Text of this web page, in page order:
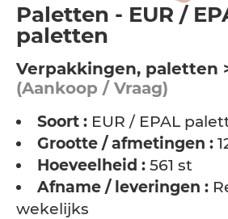
Paletten - EUR /
paletten
Verpakkingen, paletten
(Aankoop / Vraag)
Soort : EUR / EPAL
Grootte / afmetingen :
Hoeveelheid : 561 st
Afname / leveringen :
wekelijks